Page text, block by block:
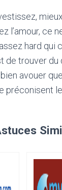
l’amour, ce
hard qui
de trouver du
avouer
préconisent